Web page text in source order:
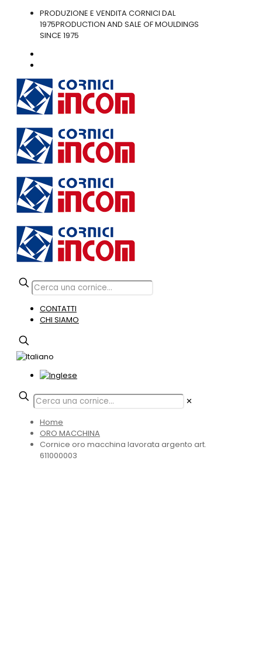
PRODUZIONE E VENDITA CORNICI DAL
1975PRODUCTION AND SALE OF MOULDINGS
SINCE 1975
CONTATTI
CHI SIAMO
✕
Home
ORO MACCHINA
Cornice oro macchina lavorata argento art.
611000003